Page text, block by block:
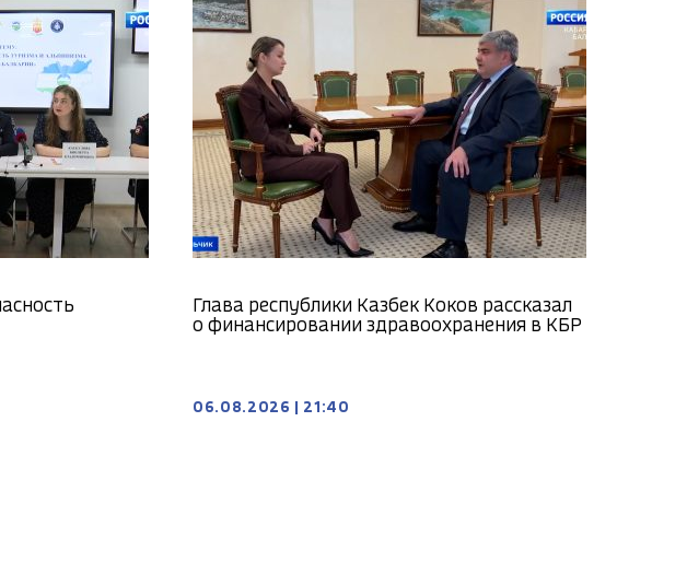
Глава республики Казбек Коков рассказал
о финансировании здравоохранения в КБР
06.08.2026 21:40